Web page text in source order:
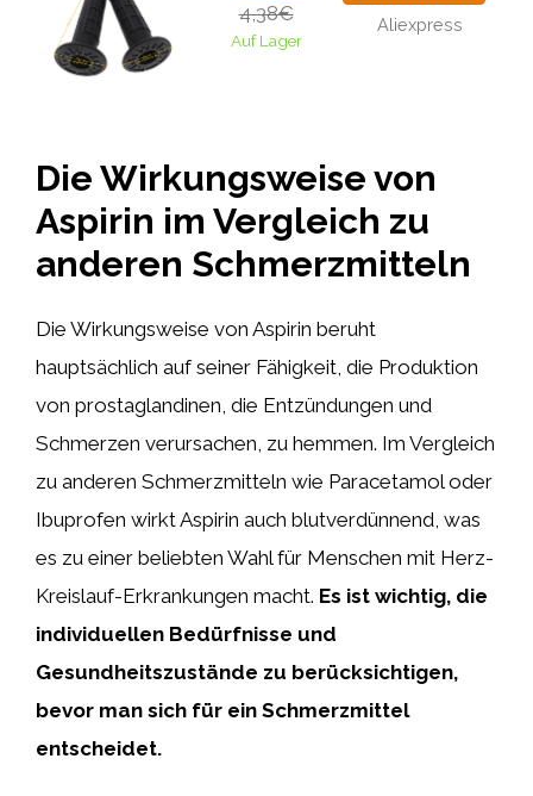
4,38€
Auf Lager
Aliexpress
Die Wirkungsweise von
Aspirin im Vergleich zu
anderen Schmerzmitteln
Die Wirkungsweise von Aspirin beruht
hauptsächlich auf seiner Fähigkeit, die Produktion
von prostaglandinen, die Entzündungen und
Schmerzen verursachen, zu hemmen. Im Vergleich
zu anderen Schmerzmitteln wie Paracetamol oder
Ibuprofen wirkt Aspirin auch blutverdünnend, was
es zu einer beliebten Wahl für Menschen mit Herz-
Kreislauf-Erkrankungen macht. Es ist wichtig, die
individuellen Bedürfnisse und
Gesundheitszustände zu berücksichtigen,
bevor man sich für ein Schmerzmittel
entscheidet.